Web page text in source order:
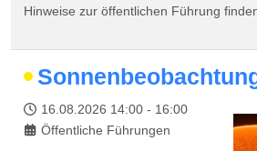
Hinweise zur öffentlichen Führung
16.08.2026 14:00 - 16:00
Öffentliche Führungen